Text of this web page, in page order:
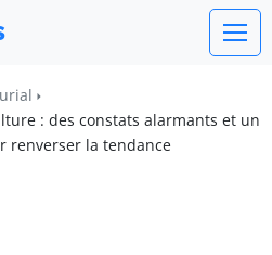
: des constats alarmants et un
renverser la tendance